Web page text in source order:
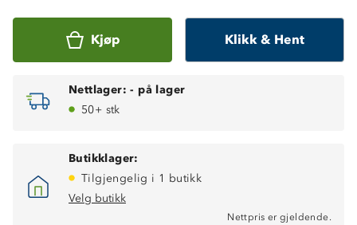
Kjøp Klikk & Hent
Nettlager: - på lager
50+ stk
Butikklager:
Tilgjengelig i 1 butikk
Velg butikk
Nettpris er gjeldende.